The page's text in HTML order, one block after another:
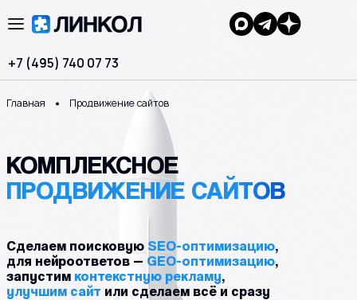
+7 (495) 740 07 73
Главная Продвижение сайтов
КОМПЛЕКСНОЕ
ПРОДВИЖЕНИЕ САЙТОВ
Сделаем поисковую SEO-оптимизацию,
для нейроответов — GEO-оптимизацию,
запустим контекстную рекламу,
улучшим сайт или сделаем всё и сразу